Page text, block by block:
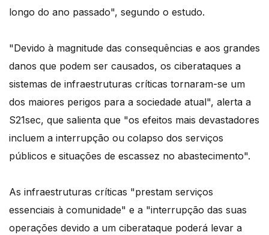
longo do ano passado", segundo o estudo.
"Devido à magnitude das consequências e aos grandes
danos que podem ser causados, os ciberataques a
sistemas de infraestruturas críticas tornaram-se um
dos maiores perigos para a sociedade atual", alerta a
S21sec, que salienta que "os efeitos mais devastadores
incluem a interrupção ou colapso dos serviços
públicos e situações de escassez no abastecimento".
As infraestruturas críticas "prestam serviços
essenciais à comunidade" e a "interrupção das suas
operações devido a um ciberataque poderá levar a